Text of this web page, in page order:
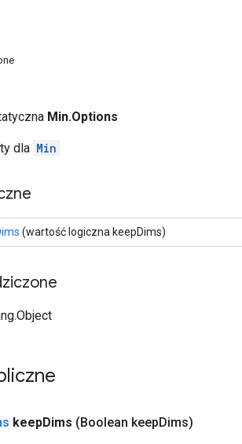
Min.Options
dla Min
(wartość logiczna keepDims)
keepDims (Boolean keepDims)